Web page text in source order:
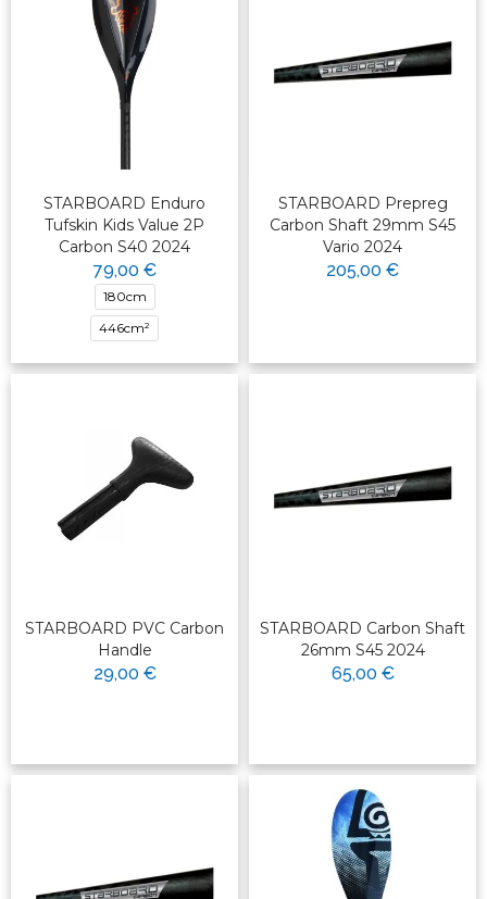
STARBOARD Enduro
Tufskin Kids Value 2P
Carbon S40 2024
79,00 €
180cm
446cm²
STARBOARD Prepreg
Carbon Shaft 29mm S45
Vario 2024
205,00 €
STARBOARD PVC Carbon
Handle
29,00 €
STARBOARD Carbon Shaft
26mm S45 2024
65,00 €